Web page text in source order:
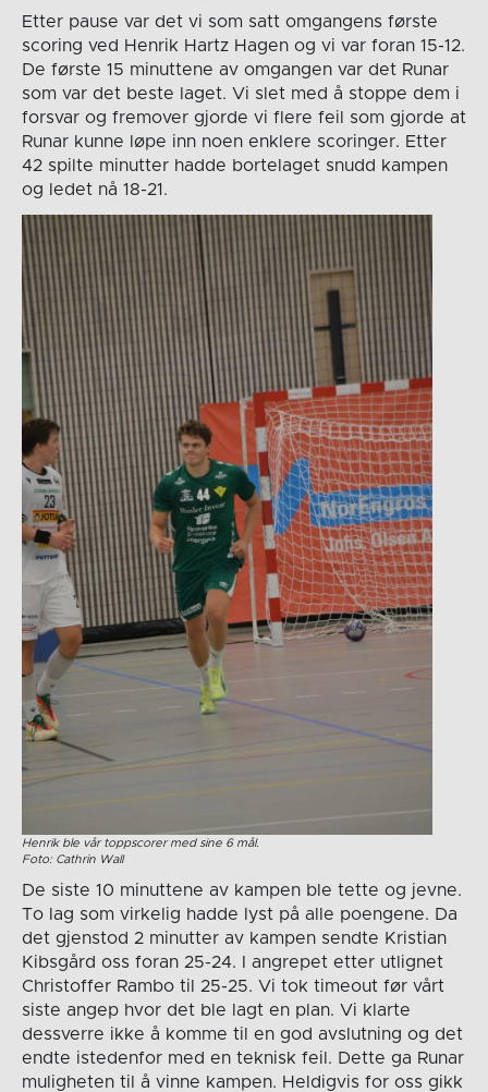
Etter pause var det vi som satt omgangens første
scoring ved Henrik Hartz Hagen og vi var foran 15-12.
De første 15 minuttene av omgangen var det Runar
som var det beste laget. Vi slet med å stoppe dem i
forsvar og fremover gjorde vi flere feil som gjorde at
Runar kunne løpe inn noen enklere scoringer. Etter
42 spilte minutter hadde bortelaget snudd kampen
og ledet nå 18-21.
Henrik ble vår toppscorer med sine 6 mål.
Foto: Cathrin Wall
De siste 10 minuttene av kampen ble tette og jevne.
To lag som virkelig hadde lyst på alle poengene. Da
det gjenstod 2 minutter av kampen sendte Kristian
Kibsgård oss foran 25-24. I angrepet etter utlignet
Christoffer Rambo til 25-25. Vi tok timeout før vårt
siste angep hvor det ble lagt en plan. Vi klarte
dessverre ikke å komme til en god avslutning og det
endte istedenfor med en teknisk feil. Dette ga Runar
muligheten til å vinne kampen. Heldigvis for oss gikk